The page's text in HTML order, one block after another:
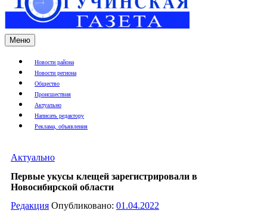
Меню
Новости района
Новости региона
Общество
Происшествия
Актуально
Написать редактору
Реклама, объявления
Актуально
Первые укусы клещей зарегистрировали в
Новосибирской области
Редакция Опубликовано: 01.04.2022